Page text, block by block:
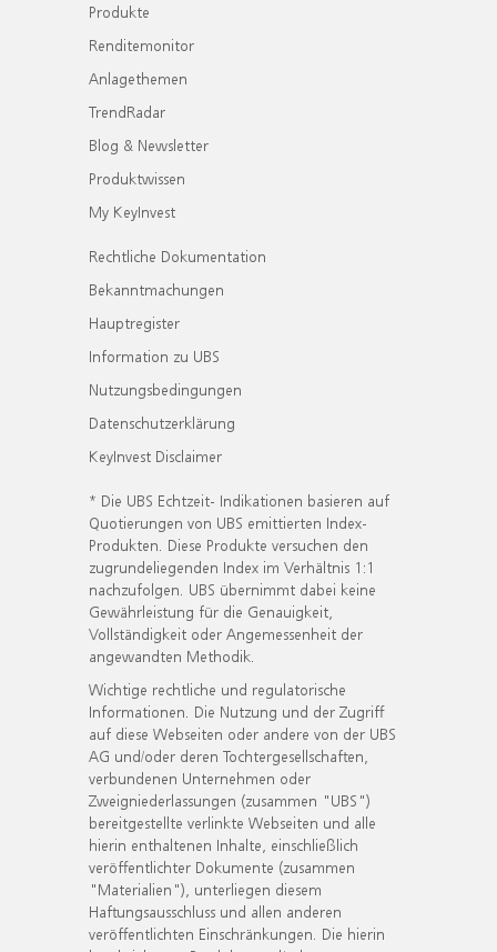
Produkte
Renditemonitor
Anlagethemen
TrendRadar
Blog & Newsletter
Produktwissen
My KeyInvest
Rechtliche Dokumentation
Bekanntmachungen
Hauptregister
Information zu UBS
Nutzungsbedingungen
Datenschutzerklärung
KeyInvest Disclaimer
* Die UBS Echtzeit- Indikationen basieren auf
Quotierungen von UBS emittierten Index-
Produkten. Diese Produkte versuchen den
zugrundeliegenden Index im Verhältnis 1:1
nachzufolgen. UBS übernimmt dabei keine
Gewährleistung für die Genauigkeit,
Vollständigkeit oder Angemessenheit der
angewandten Methodik.
Wichtige rechtliche und regulatorische
Informationen. Die Nutzung und der Zugriff
auf diese Webseiten oder andere von der UBS
AG und/oder deren Tochtergesellschaften,
verbundenen Unternehmen oder
Zweigniederlassungen (zusammen "UBS")
bereitgestellte verlinkte Webseiten und alle
hierin enthaltenen Inhalte, einschließlich
veröffentlichter Dokumente (zusammen
"Materialien"), unterliegen diesem
Haftungsausschluss und allen anderen
veröffentlichten Einschränkungen. Die hierin